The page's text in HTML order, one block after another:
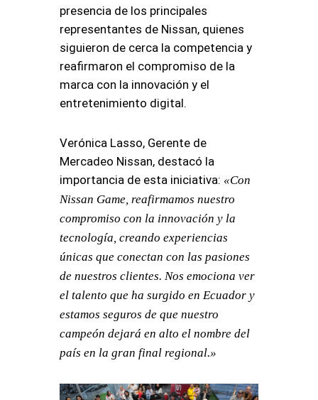
presencia de los principales
representantes de Nissan, quienes
siguieron de cerca la competencia y
reafirmaron el compromiso de la
marca con la innovación y el
entretenimiento digital.
Verónica Lasso, Gerente de
Mercadeo Nissan, destacó la
importancia de esta iniciativa: «Con
Nissan Game, reafirmamos nuestro
compromiso con la innovación y la
tecnología, creando experiencias
únicas que conectan con las pasiones
de nuestros clientes. Nos emociona ver
el talento que ha surgido en Ecuador y
estamos seguros de que nuestro
campeón dejará en alto el nombre del
país en la gran final regional.»